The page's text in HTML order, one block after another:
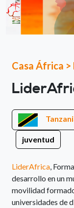
Casa África >
juventud
LiderAfrica ,
desarrollo en un
movilidad
universidades de